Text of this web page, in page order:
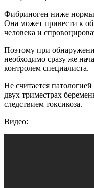
Фибриноген ниже нормы
Она может привести к
человека и
Поэтому при
необходимо сразу же
контролем специалиста.
Не считается
двух триместрах
следствием токсикоза.
Видео: